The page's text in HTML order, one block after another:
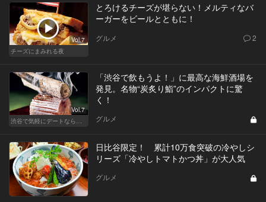
Vol.7
チーズにまみれる夜
とろけるチーズが堪らない！メルティなバ
ーガーをビールとともに！
グルメ 2
Vol.7
「渋谷で飲もうよ！」に最高な海鮮酒場を
発見。名物“炭炙り鮨”のインパクトに驚
く！
グルメ
日比谷限定！ 累計10万食突破の冷やしシ
リーズ「冷やしトマトかつ丼」が大人気
グルメ